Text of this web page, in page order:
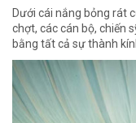
Dưới cái nắng bỏng rát
chợt, các cán bộ, chiến
bằng tất cả sự thành